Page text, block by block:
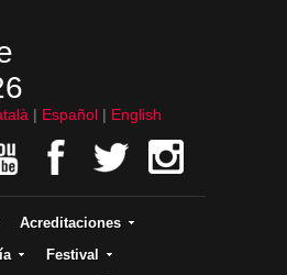
Español English
Acreditaciones
Festival